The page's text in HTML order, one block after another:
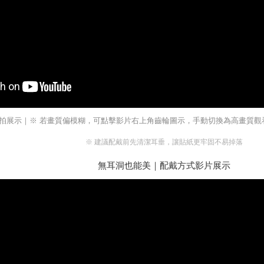
展示｜※ 若畫質偏模糊，可點擊影片右上角齒輪圖示，手動切換為高畫質觀
※ 建議配戴前先清潔耳垂，讓貼紙更牢固不易掉落
無耳洞也能美｜配戴方式影片展示